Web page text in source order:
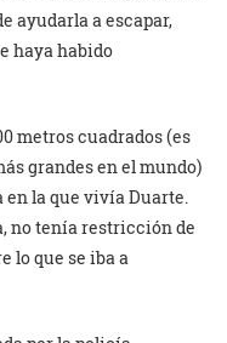
ayudarla a escapar,
haya habido
metros cuadrados (es
grandes en el mundo)
la que vivía Duarte.
no tenía restricción de
lo que se iba a